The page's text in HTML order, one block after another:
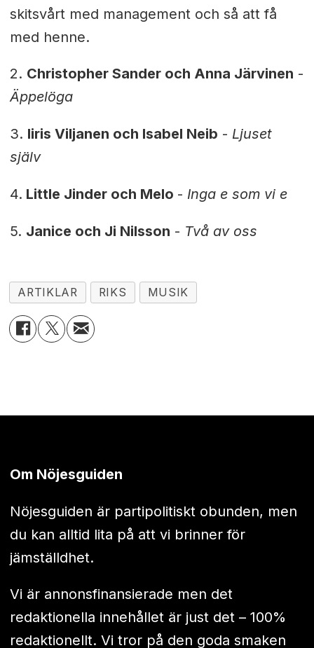
skitsvårt med management och så att få
med henne.
2. Christopher Sander och Anna Järvinen -
Äppelöga
3. Iiris Viljanen och Isabel Neib - Ljuset
själv
4. Little Jinder och Melo - Inga e som vi e
5. Janice och Ji Nilsson - Två av oss
ARTIKLAR RIKS MUSIK
Om Nöjesguiden
Nöjesguiden är partipolitiskt obunden, men
du kan alltid lita på att vi brinner för
jämställdhet.
Vi är annonsfinansierade men det
redaktionella innehållet är just det – 100%
redaktionellt. Vi tror på den goda smaken